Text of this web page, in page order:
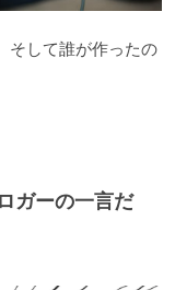
そして誰が作ったの
ガーの一言だ